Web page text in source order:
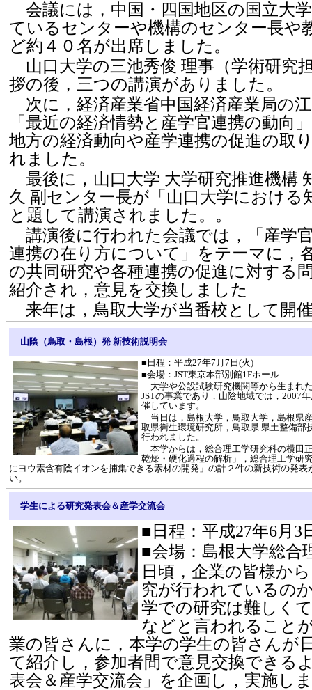
会議には，中国・四国地区の国立大
ているセンターや機構のセンター長や
ど約４０名が出席しました。
山口大学の三池秀俊 理事（学術研究
拶の後，三つの講演がありました。
次に，経済産業省中国経済産業局の
「最近の経済情勢と産学官連携の動向
地方の経済動向や産学連携の促進の取
れました。
最後に，山口大学 大学研究推進機構
久 副センター長が「山口大学における
と題して講演されました。。
講演後に行われた会議では，「産学
連携の在り方について」をテーマに，
の共同研究や各種連携の促進に対する
紹介され，意見を交換しました
来年は，鳥取大学が当番校として開
山陰（鳥取・島根）発 新技術説明会
■日程：平成27年7月7日(火)
■会場：JST東京本部別館1Fホール
大学や公設試験研究機関等から生まれ
JSTの事業であり，山陰地域では，2007
催しています。
当日は，島根大学，鳥取大学，島根県
取県衛生環境研究所，鳥取県 県土整備
行われました。
本学からは，総合理工学研究科の横田
乾燥・硬化過程の解析」，総合理工学研
にヨウ素含有陰イオンを捕集できる素材の開発」の計２件の新技術の発表
い。
学生による研究発表会＆産学交流会
■日程：平成27年6月3
■会場：島根大学総合
日頃，企業の皆様か
究が行われているの
学での研究は難しく
などと言われること
業の皆さんに，本学の学生の皆さんが
て紹介し，参加者間で意見交換できる
表会＆産学交流会」を企画し，実施し